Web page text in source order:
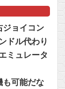
ジョイコン
ドル代わり
ミュレータ
も可能だな